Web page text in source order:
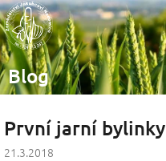
Přejít
na
obsah
Blog
První jarní bylinky
21.3.2018